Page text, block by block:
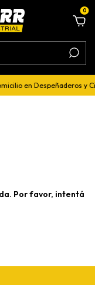
0
en Despeñaderos y
Por favor, intentá